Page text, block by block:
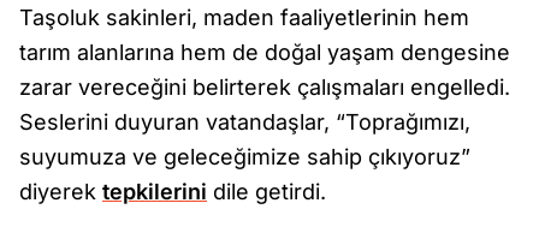
Taşoluk sakinleri, maden faaliyetlerinin hem
tarım alanlarına hem de doğal yaşam dengesine
zarar vereceğini belirterek çalışmaları engelledi.
Seslerini duyuran vatandaşlar, “Toprağımızı,
suyumuza ve geleceğimize sahip çıkıyoruz”
diyerek tepkilerini dile getirdi.